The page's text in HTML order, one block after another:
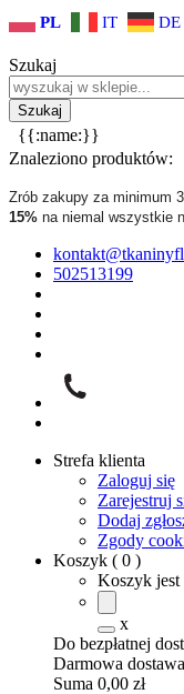
PL IT DE
Szukaj
{{:name:}}
Znaleziono produktów:
Zrób zakupy za minimum
15% na niemal wszystkie
502513199
Strefa klienta
Zaloguj się
Zarejestruj
Dodaj
Zgody
Koszyk ( 0 )
Koszyk jest
x
Do bezpłatnej
Darmowa
Suma 0,00 zł